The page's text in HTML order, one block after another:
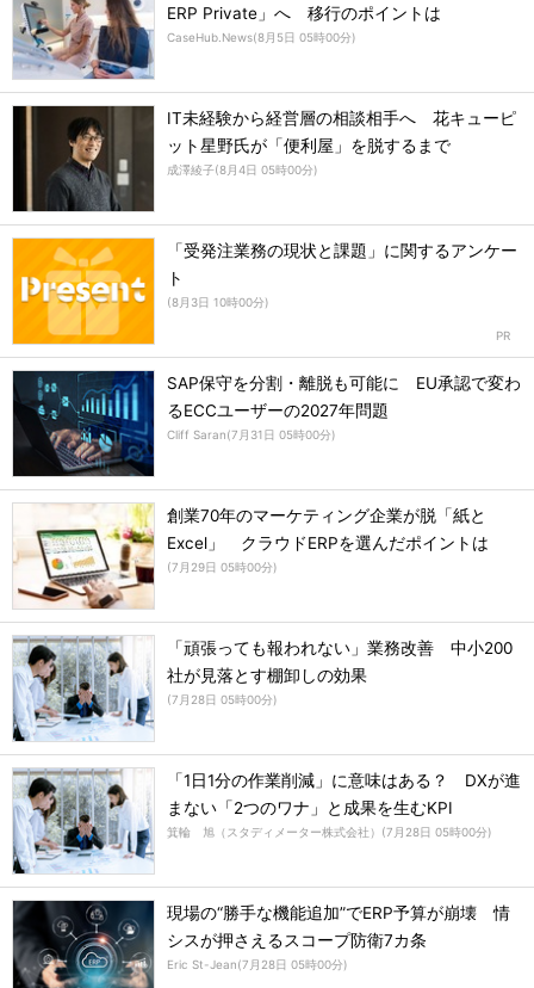
ERP Private」へ 移行のポイントは
CaseHub.News(8月5日 05時00分)
IT未経験から経営層の相談相手へ 花キューピ
ット星野氏が「便利屋」を脱するまで
成澤綾子(8月4日 05時00分)
「受発注業務の現状と課題」に関するアンケー
ト
(8月3日 10時00分)
SAP保守を分割・離脱も可能に EU承認で変わ
るECCユーザーの2027年問題
Cliff Saran(7月31日 05時00分)
創業70年のマーケティング企業が脱「紙と
Excel」 クラウドERPを選んだポイントは
(7月29日 05時00分)
「頑張っても報われない」業務改善 中小200
社が見落とす棚卸しの効果
(7月28日 05時00分)
「1日1分の作業削減」に意味はある？ DXが進
まない「2つのワナ」と成果を生むKPI
箕輪 旭（スタディメーター株式会社） (7月28日 05時00分)
現場の“勝手な機能追加”でERP予算が崩壊 情
シスが押さえるスコープ防衛7カ条
Eric St-Jean(7月28日 05時00分)